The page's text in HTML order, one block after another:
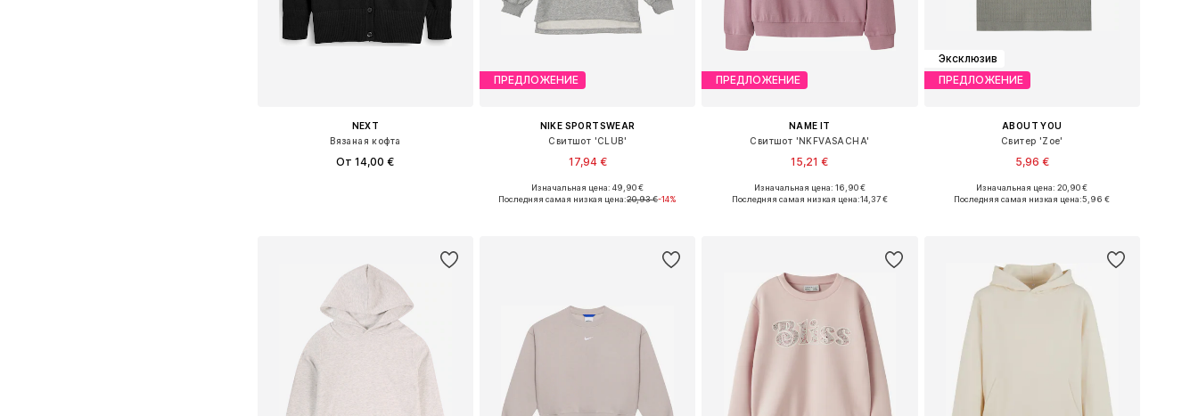
NEXT
Вязаная кофта
От 14,00 €
ПРЕДЛОЖЕНИЕ
NIKE SPORTSWEAR
Свитшот 'CLUB'
17,94 €
Изначальная цена: 49,90 €
Последняя самая низкая цена:20,93 €-14%
ПРЕДЛОЖЕНИЕ
NAME IT
Свитшот 'NKFVASACHA'
15,21 €
Изначальная цена: 16,90 €
Последняя самая низкая цена:14,37 €
Эксклюзив
ПРЕДЛОЖЕНИЕ
ABOUT YOU
Свитер 'Zoe'
5,96 €
Изначальная цена: 20,90 €
Последняя самая низкая цена:5,96 €